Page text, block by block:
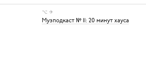
⌥ →
Музподкаст № 11: 20 минут хауса